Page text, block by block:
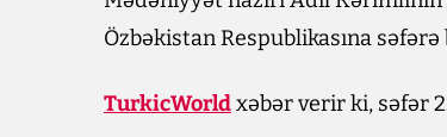
Özbəkistan Respublikasına səfərə
TurkicWorldxəbər verir ki, səfər